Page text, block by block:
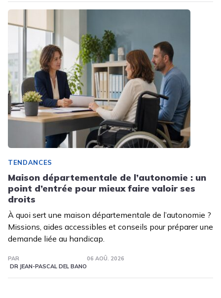
TENDANCES
Maison départementale de l’autonomie : un
point d’entrée pour mieux faire valoir ses
droits
À quoi sert une maison départementale de l’autonomie ?
Missions, aides accessibles et conseils pour préparer une
demande liée au handicap.
PAR
DR JEAN-PASCAL DEL BANO
06 AOÛ. 2026